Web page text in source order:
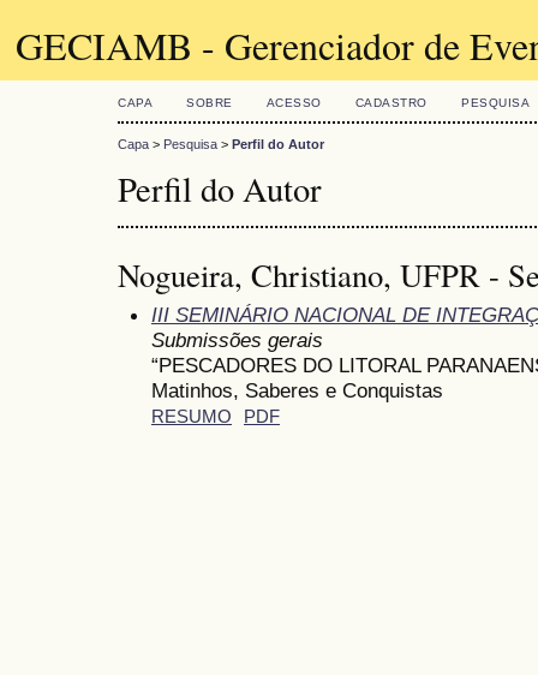
GECIAMB - Gerenciador de
CAPA SOBRE ACESSO CADASTRO PESQUISA
Capa > Pesquisa > Perfil do Autor
Perfil do Autor
Nogueira, Christiano, UFPR -
III SEMINÁRIO NACIONAL DE
Submissões gerais
“PESCADORES DO LITORAL
Matinhos, Saberes e Conquistas
RESUMO PDF